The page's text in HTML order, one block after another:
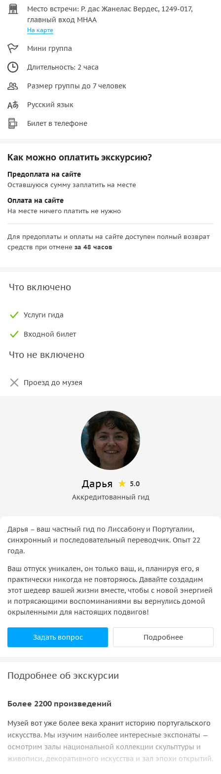
Место встречи: Р. дас Жанелас Вердес, 1249-017,
главный вход МНАА
На карте
Мини группа
Длительность: 2 часа
Размер группы до 7 человек
Русский язык
Билет в телефоне
Как можно оплатить экскурсию?
Предоплата на сайте
Оставшуюся сумму заплатить на месте
Оплата на сайте
На месте ничего платить не нужно
Для предоплаты и оплаты на сайте доступен полный возврат
средств при отмене за 48 часов
Что включено
Услуги гида
Входной билет
Что не включено
Проезд до музея
Дарья
5.0
Аккредитованный гид
Дарья – ваш частный гид по Лиссабону и Португалии,
синхронный и последовательный переводчик. Опыт 22
года.
Ваш отпуск уникален, он только ваш, и, планируя его, я
практически никогда не повторяюсь. Давайте создадим
этот шедевр вашей жизни вместе, чтобы с новой энергией
и потрясающими воспоминаниями вы вернулись домой
окрыленными для настоящих подвигов!
Задать вопрос Подробнее
Подробнее об экскурсии
Более 2200 произведений
Музей вот уже более века хранит историю португальского
искусства. Мы изучим наиболее интересные экспонаты —
осмотрим залы национальной коллекции скульптуры и
живописи, декоративного искусства и зал эпохи открытий.